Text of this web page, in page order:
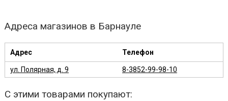
Адреса магазинов в Барнауле
Адрес Телефон
ул. Полярная, д. 9 8-3852-99-98-10
С этими товарами покупают: